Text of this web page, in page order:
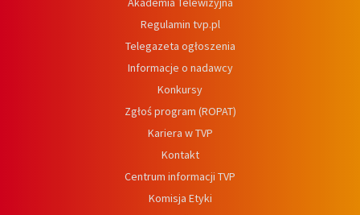
Regulamin tvp.pl
Telegazeta ogłoszenia
Informacje o nadawcy
Konkursy
Zgłoś program (ROPAT)
Kariera w TVP
Kontakt
Centrum informacji TVP
Komisja Etyki